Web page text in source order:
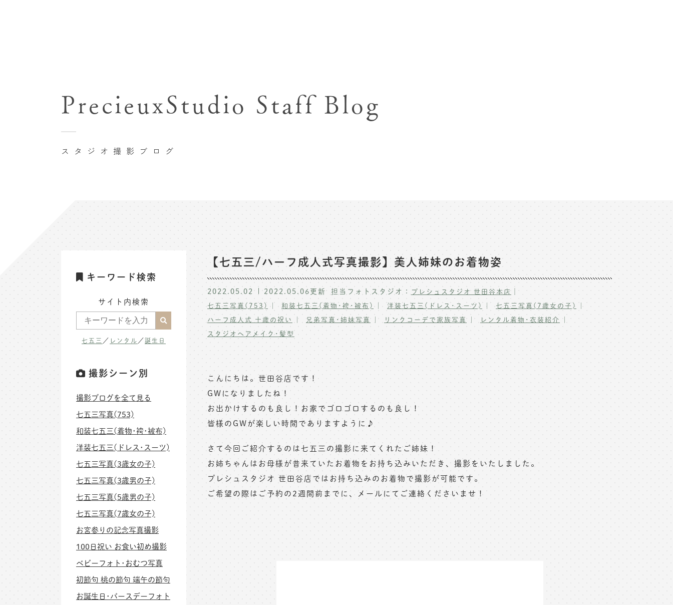
卒業袴･卒業写真撮影
入園入学･卒園卒業記念撮影
ハーフ成人式･10歳の祝い記念撮影
マタニティフォト撮影
自由が丘店
八王子店
横浜港北店 et Fleur
スタジオ撮影ブログ
PrecieuxStudio Staff Blog
【七五三/ハーフ成人式写真撮影】美人姉妹のお着物姿
2022.05.02 2022.05.06更新 担当フォトスタジオ： プレシュスタジオ 世田谷本店 ｜
七五三写真(753) 和装七五三(着物･袴･被布) 洋装七五三(ドレス･スーツ)
七五三写真(7歳女の子)
ハーフ成人式 十歳の祝い
兄弟写真･姉妹写真 リンクコーデで家族写真
レンタル着物･衣装紹介
スタジオヘアメイク･髪型
こんにちは。世田谷店です！
GWになりましたね！
お出かけするのも良し！お家でゴロゴロするのも良し！
皆様のGWが楽しい時間でありますように♪
さて今回ご紹介するのは七五三の撮影に来てくれたご姉妹！
お姉ちゃんはお母様が昔来ていたお着物をお持ち込みいただき、撮影をいたしました。
プレシュスタジオ 世田谷店ではお持ち込みのお着物で撮影が可能です。
ご希望の際はご予約の2週間前までに、メールにてご連絡くださいませ！
キーワード検索
サイト内検索
七五三 ／ レンタル ／誕生日
撮影シーン別
撮影ブログを全て見る
七五三写真(753)
和装七五三(着物･袴･被布)
洋装七五三(ドレス･スーツ)
七五三写真(3歳女の子)
七五三写真(3歳男の子)
七五三写真(5歳男の子)
七五三写真(7歳女の子)
お宮参りの記念写真撮影
100日祝い お食い初め撮影
ベビーフォト･おむつ写真
初節句 桃の節句 端午の節句
お誕生日･バースデーフォト